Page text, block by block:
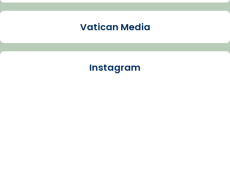
Imatge: Generada amb IA (OpenAI)
Arquebisbat de Barcelona
Vatican Media
Instagram